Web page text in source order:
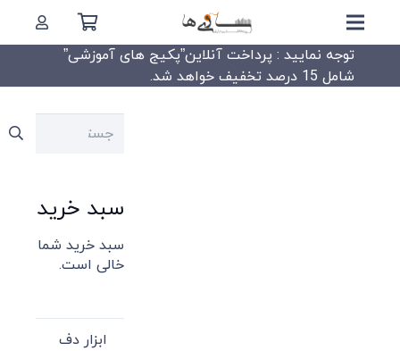
توجه نمایید : پرداخت آنلاین”پکیج های آموزشی”
شامل 15 درصد تخفیف خواهد شد.
جستجو
سبد خرید
سبد خرید شما
خالی است.
ابزار دف